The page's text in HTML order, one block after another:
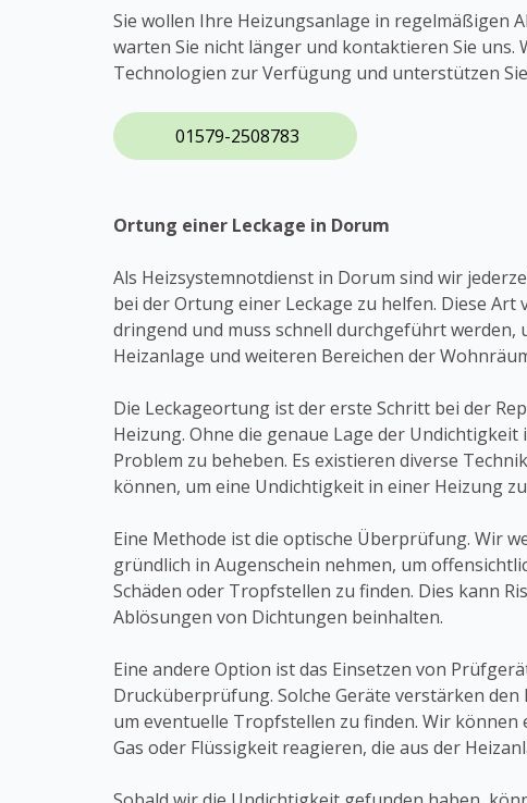
Sie wollen Ihre Heizungsanlage in regelmäßigen
warten Sie nicht länger und kontaktieren Sie
Technologien zur Verfügung und unterstützen
01579-2508783
Ortung einer Leckage in Dorum
Als Heizsystemnotdienst in Dorum sind wir
bei der Ortung einer Leckage zu helfen. Diese
dringend und muss schnell durchgeführt werden,
Heizanlage und weiteren Bereichen der
Die Leckageortung ist der erste Schritt bei der
Heizung. Ohne die genaue Lage der Undichtigkeit
Problem zu beheben. Es existieren diverse
können, um eine Undichtigkeit in einer Heizung
Eine Methode ist die optische Überprüfung. Wir
gründlich in Augenschein nehmen, um
Schäden oder Tropfstellen zu finden. Dies kann
Ablösungen von Dichtungen beinhalten.
Eine andere Option ist das Einsetzen von
Drucküberprüfung. Solche Geräte verstärken den
um eventuelle Tropfstellen zu finden. Wir
Gas oder Flüssigkeit reagieren, die aus der